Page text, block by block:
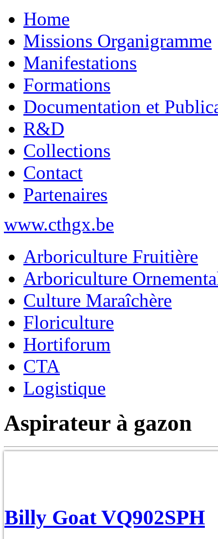
Home
Missions Organigramme
Manifestations
Formations
Documentation et
R&D
Collections
Contact
Partenaires
www.cthgx.be
Arboriculture Fruitière
Arboriculture
Culture Maraîchère
Floriculture
Hortiforum
CTA
Logistique
Aspirateur à gazon
Billy Goat VQ902SPH